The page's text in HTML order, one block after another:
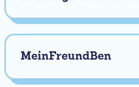
MeinFreundBen